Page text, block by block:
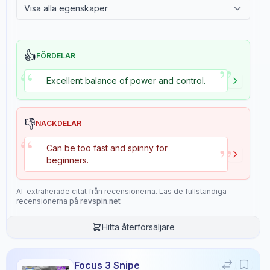
Visa alla egenskaper
👍FÖRDELAR
“ Excellent balance of power and control. ”
👎NACKDELAR
“
Can be too fast and spinny for
beginners.
”
AI-extraherade citat från recensionerna. Läs de fullständiga
recensionerna på revspin.net
Hitta återförsäljare
Focus 3 Snipe
3.6
6.4
8.5 7.0
Overall
Recensionsdata
8/10